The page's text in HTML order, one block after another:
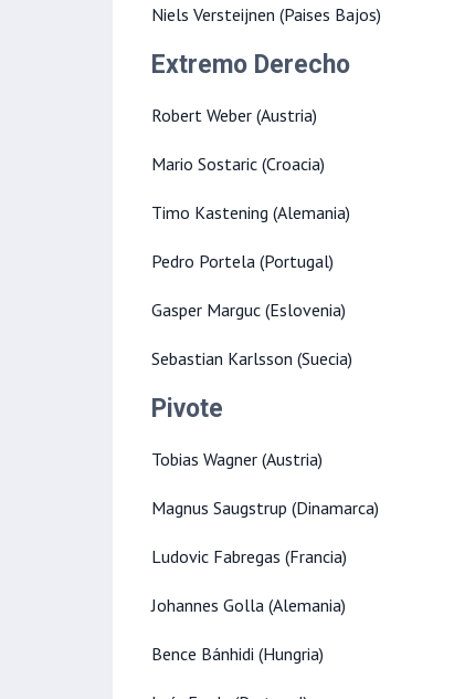
Niels Versteijnen (Paises Bajos)
Extremo Derecho
Robert Weber (Austria)
Mario Sostaric (Croacia)
Timo Kastening (Alemania)
Pedro Portela (Portugal)
Gasper Marguc (Eslovenia)
Sebastian Karlsson (Suecia)
Pivote
Tobias Wagner (Austria)
Magnus Saugstrup (Dinamarca)
Ludovic Fabregas (Francia)
Johannes Golla (Alemania)
Bence Bánhidi (Hungria)